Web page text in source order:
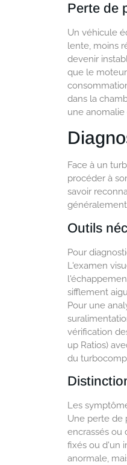
Perte de
Un véhicule
lente, moins
devenir
que le
dans la
une
Face à un
procéder à
savoir
Outils
Pour
L'examen
sifflement
Pour une
vérification
up Ratios)
du
Les
Une perte de
encrassés ou
fixés ou d'un
anormale,